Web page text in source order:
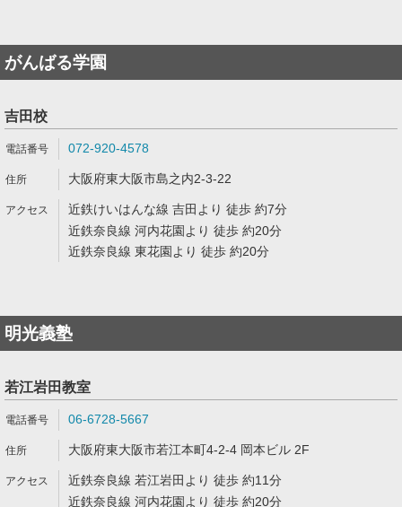
がんばる学園
吉田校
072-920-4578
大阪府東大阪市島之内2-3-22
近鉄けいはんな線 吉田より 徒歩 約7分
近鉄奈良線 河内花園より 徒歩 約20分
近鉄奈良線 東花園より 徒歩 約20分
明光義塾
若江岩田教室
06-6728-5667
大阪府東大阪市若江本町4-2-4 岡本ビル 2F
近鉄奈良線 若江岩田より 徒歩 約11分
近鉄奈良線 河内花園より 徒歩 約20分